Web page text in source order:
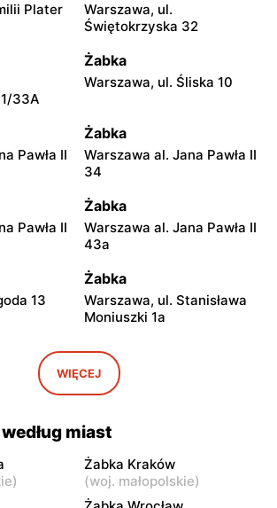
Plater
Warszawa, ul.
Świętokrzyska 32
33A
Żabka
Warszawa, ul. Śliska 10
Pawła II
Żabka
Warszawa al. Jana Pawła II
34
Pawła II
Żabka
Warszawa al. Jana Pawła II
43a
13
Żabka
Warszawa, ul. Stanisława
Moniuszki 1a
Stacja
Żabka
Warszawa, ul. Grzybowska
5
Żabka
Warszawa, ul. Żurawia 18
Żabka
WIĘCEJ
miast
)
Żabka Kraków
(woj. małopolskie)